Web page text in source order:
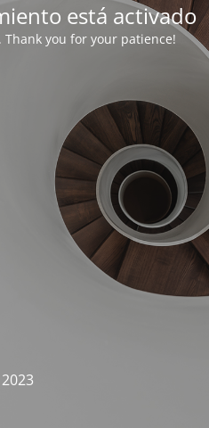
está activado
you for your patience!